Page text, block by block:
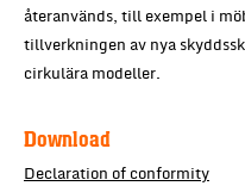
återanvänds, till exempel i
tillverkningen av nya
cirkulära modeller.
Download
Declaration of conformity